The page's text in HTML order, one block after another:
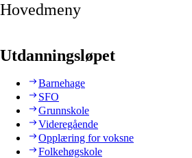
Hovedmeny
Utdanningsløpet
Barnehage
SFO
Grunnskole
Videregående
Opplæring for voksne
Folkehøgskole